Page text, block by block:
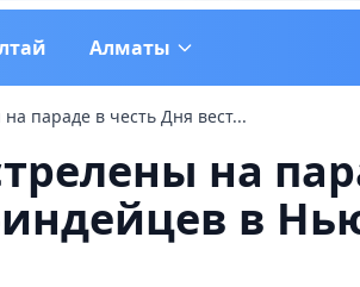
Алматы
параде в честь Дня вест...
на
индейцев в